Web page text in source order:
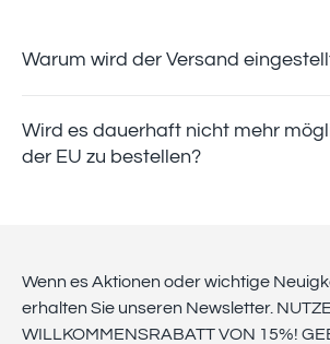
Warum wird der Versand
Wird es dauerhaft nicht mehr
der EU zu bestellen?
Wenn es Aktionen oder wichtige
erhalten Sie unseren Newsletter.
WILLKOMMENSRABATT VON 15%!